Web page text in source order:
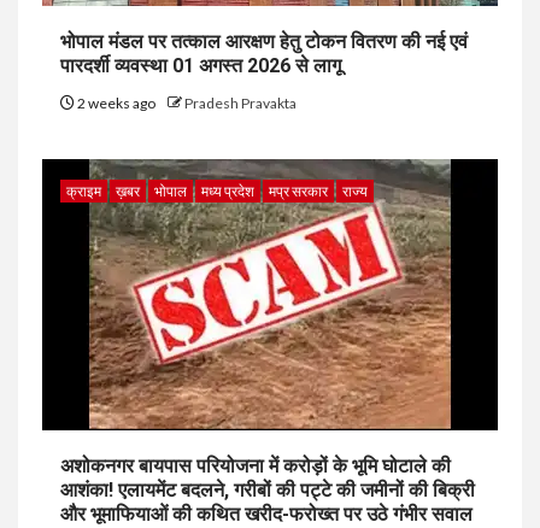
भोपाल मंडल पर तत्काल आरक्षण हेतु टोकन वितरण की नई एवं
पारदर्शी व्यवस्था 01 अगस्त 2026 से लागू
2 weeks ago Pradesh Pravakta
क्राइम ख़बर भोपाल मध्य प्रदेश मप्र सरकार राज्य
अशोकनगर बायपास परियोजना में करोड़ों के भूमि घोटाले की
आशंका! एलायमेंट बदलने, गरीबों की पट्टे की जमीनों की बिक्री
और भूमाफियाओं की कथित खरीद-फरोख्त पर उठे गंभीर सवाल